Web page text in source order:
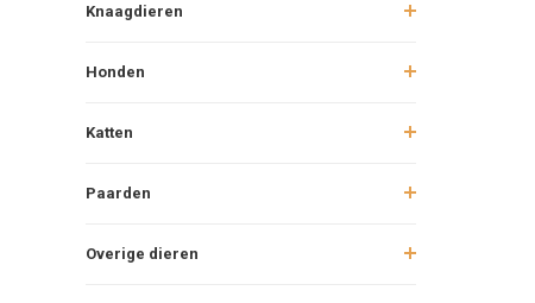
Knaagdieren
Honden
Katten
Paarden
Overige dieren